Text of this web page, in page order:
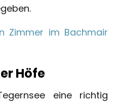
Zimmer im Bachmair
Höfe
eine richtig